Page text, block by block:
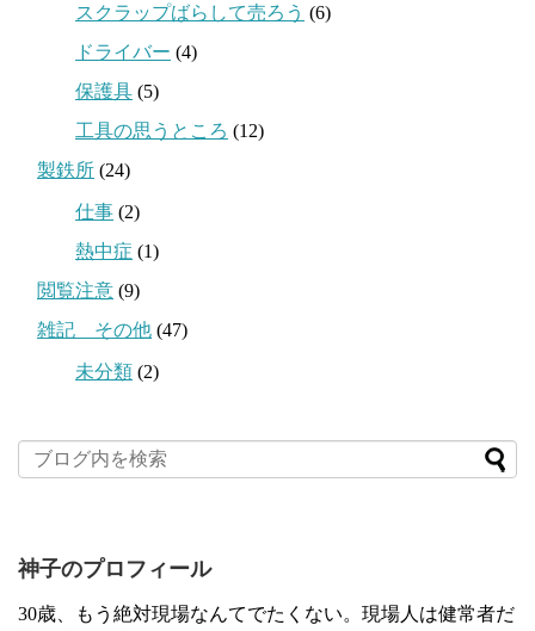
スクラップばらして売ろう (6)
ドライバー (4)
保護具 (5)
工具の思うところ (12)
製鉄所 (24)
仕事 (2)
熱中症 (1)
閲覧注意 (9)
雑記 その他 (47)
未分類 (2)
神子のプロフィール
30歳、もう絶対現場なんてでたくない。現場人は健常者だ